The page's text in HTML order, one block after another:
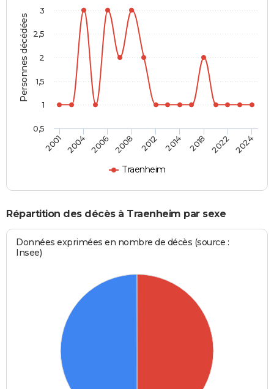
Personnes décédées
Traenheim
2001 2004 2006 2008 2012 2014 2018 2022 2024
0,5
1
1,5
2
2,5
3
Répartition des décès à Traenheim par sexe
Données exprimées en nombre de décès (source :
Insee)